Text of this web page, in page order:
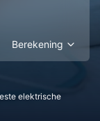
Berekening
elektrische